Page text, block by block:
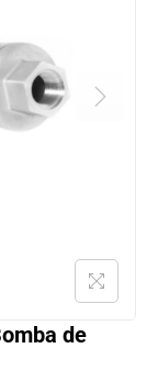
de